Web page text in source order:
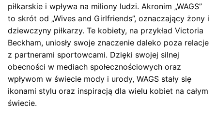
piłkarskie i wpływa na miliony ludzi. Akronim „WAGS”
to skrót od „Wives and Girlfriends”, oznaczający żony i
dziewczyny piłkarzy. Te kobiety, na przykład Victoria
Beckham, uniosły swoje znaczenie daleko poza relacje
z partnerami sportowcami. Dzięki swojej silnej
obecności w mediach społecznościowych oraz
wpływom w świecie mody i urody, WAGS stały się
ikonami stylu oraz inspiracją dla wielu kobiet na całym
świecie.